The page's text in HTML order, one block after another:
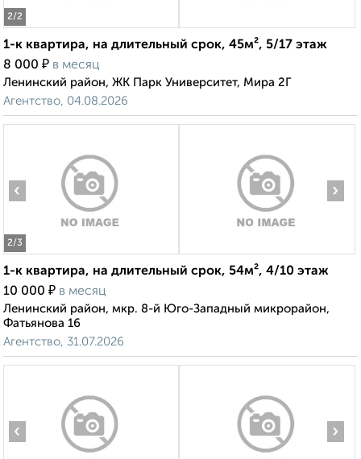
2/2
1-к квартира, на длительный срок, 45м², 5/17 этаж
8 000 ₽ в месяц
Ленинский район, ЖК Парк Университет, Мира 2Г
Агентство, 04.08.2026
2/3
‹ ›
1-к квартира, на длительный срок, 54м², 4/10 этаж
10 000 ₽ в месяц
Ленинский район, мкр. 8-й Юго-Западный микрорайон,
Фатьянова 16
Агентство, 31.07.2026
‹ ›